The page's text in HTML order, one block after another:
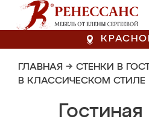
ГЛАВНАЯ → СТЕНКИ В
В КЛАССИЧЕСКОМ СТИЛЕ